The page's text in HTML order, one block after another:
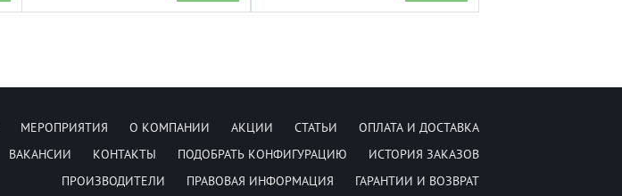
МЕРОПРИЯТИЯ О КОМПАНИИ АКЦИИ СТАТЬИ
ОПЛАТА И ДОСТАВКА
ВАКАНСИИ КОНТАКТЫ ПОДОБРАТЬ КОНФИГУРАЦИЮ
ИСТОРИЯ ЗАКАЗОВ
ПРОИЗВОДИТЕЛИ
ПРАВОВАЯ ИНФОРМАЦИЯ ГАРАНТИИ И ВОЗВРАТ